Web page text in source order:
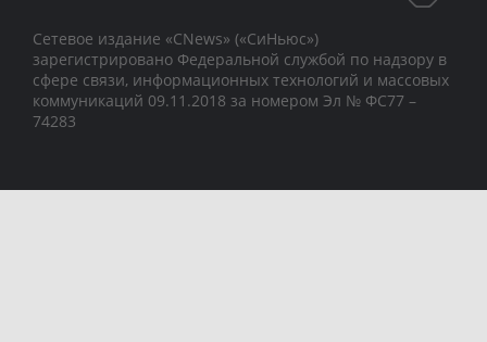
Сетевое издание «CNews» («СиНьюс»)
зарегистрировано Федеральной службой по надзору в
сфере связи, информационных технологий и массовых
коммуникаций 09.11.2018 за номером Эл № ФС77 –
74283